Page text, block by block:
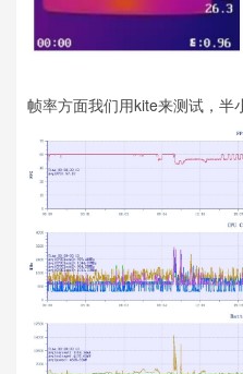
帧率方面我们用kite来测试，半